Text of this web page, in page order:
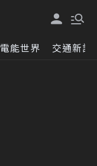
電能世界 交通新訊